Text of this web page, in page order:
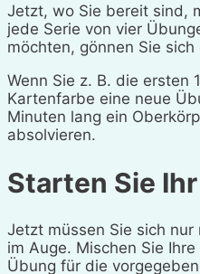
Jetzt, wo Sie bereit sind,
jede Serie von vier
möchten, gönnen Sie
Wenn Sie z. B. die ersten
Kartenfarbe eine neue
Minuten lang ein
absolvieren.
Starten Sie
Jetzt müssen Sie sich
im Auge. Mischen Sie
Übung für die